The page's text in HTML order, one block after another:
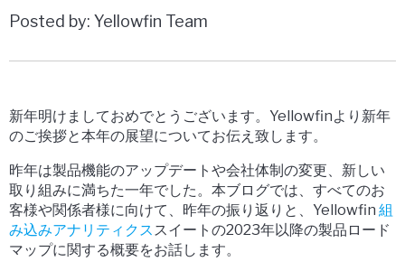
Posted by: Yellowfin Team
新年明けましておめでとうございます。Yellowfinより新年
のご挨拶と本年の展望についてお伝え致します。
昨年は製品機能のアップデートや会社体制の変更、新しい
取り組みに満ちた一年でした。本ブログでは、すべてのお
客様や関係者様に向けて、昨年の振り返りと、Yellowfin 組
み込みアナリティクススイートの2023年以降の製品ロード
マップに関する概要をお話します。